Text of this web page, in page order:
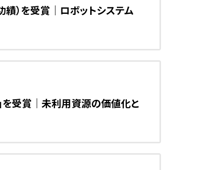
）を受賞｜ロボットシステム
受賞｜未利用資源の価値化と